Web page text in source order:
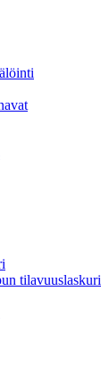
tilavuuslaskuri